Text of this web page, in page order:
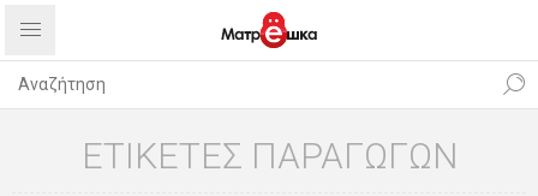
ΕΤΙΚΕΤΕΣ ΠΑΡΑΓΩΓΩΝ